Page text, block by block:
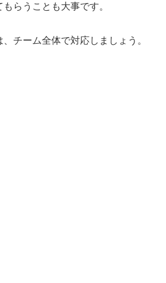
らうことも大事です。
チーム全体で対応しましょう。